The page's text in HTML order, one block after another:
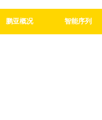
鹏亚概况 智能序列